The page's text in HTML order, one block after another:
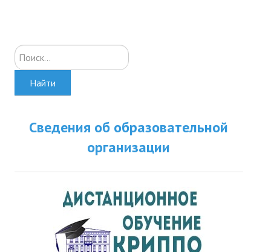
Искать...
Найти
Сведения об образовательной
организации